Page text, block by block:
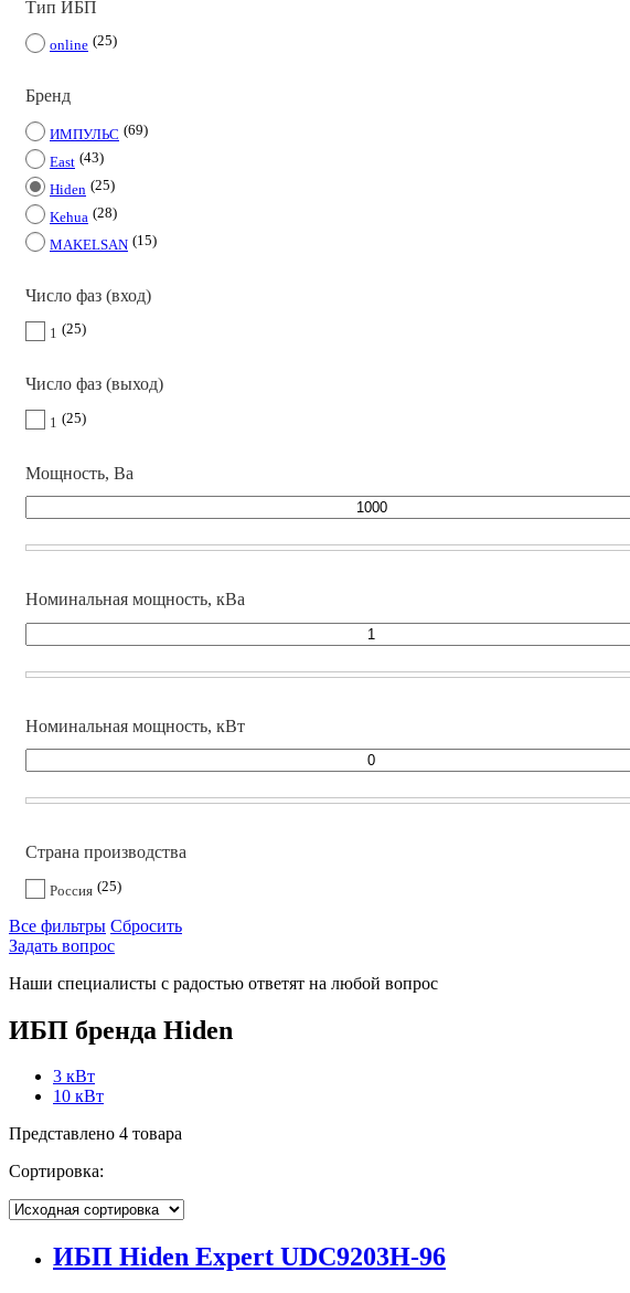
Тип ИБП
online 25
Бренд
ИМПУЛЬС 69
East 43
Hiden 25
Kehua 28
MAKELSAN 15
Число фаз (вход)
1 25
Число фаз (выход)
1 25
Мощность, Ва
Номинальная мощность, кВа
Номинальная мощность, кВт
Страна производства
Россия 25
Все фильтры Сбросить
Задать вопрос
Наши специалисты с радостью ответят на любой вопрос
ИБП бренда Hiden
3 кВт
10 кВт
Представлено 4 товара
Сортировка:
ИБП Hiden Expert UDC9203H-96